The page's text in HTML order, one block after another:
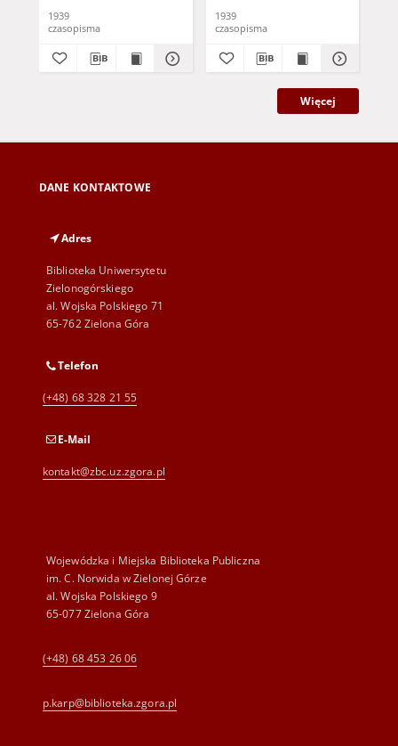
1939
czasopisma
1939
czasopisma
Więcej
DANE KONTAKTOWE
Adres
Biblioteka Uniwersytetu
Zielonogórskiego
al. Wojska Polskiego 71
65-762 Zielona Góra
Telefon
(+48) 68 328 21 55
E-Mail
kontakt@zbc.uz.zgora.pl
Wojewódzka i Miejska Biblioteka Publiczna
im. C. Norwida w Zielonej Górze
al. Wojska Polskiego 9
65-077 Zielona Góra
(+48) 68 453 26 06
p.karp@biblioteka.zgora.pl